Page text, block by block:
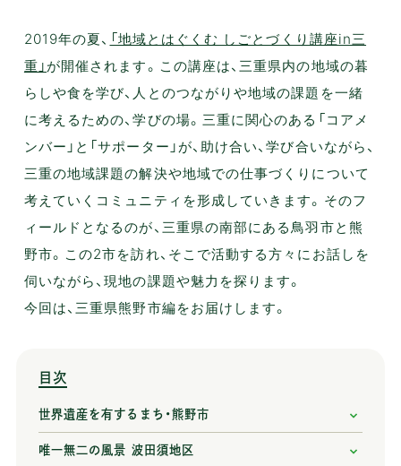
2019年の夏、 「地域とはぐくむ しごとづくり講座in三
重」 が開催されます。この講座は、三重県内の地域の暮
らしや食を学び、人とのつながりや地域の課題を一緒
に考えるための、学びの場。三重に関心のある「コアメ
ンバー」と「サポーター」が、助け合い、学び合いながら、
三重の地域課題の解決や地域での仕事づくりについて
考えていくコミュニティを形成していきます。そのフ
ィールドとなるのが、三重県の南部にある鳥羽市と熊
野市。この2市を訪れ、そこで活動する方々にお話しを
伺いながら、現地の課題や魅力を探ります。
今回は、三重県熊野市編をお届けします。
目次
世界遺産を有するまち・熊野市
唯一無二の風景 波田須地区